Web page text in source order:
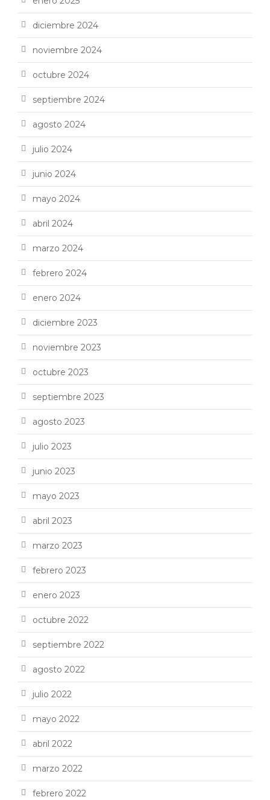
diciembre 2024
noviembre 2024
octubre 2024
septiembre 2024
agosto 2024
julio 2024
junio 2024
mayo 2024
abril 2024
marzo 2024
febrero 2024
enero 2024
diciembre 2023
noviembre 2023
octubre 2023
septiembre 2023
agosto 2023
julio 2023
junio 2023
mayo 2023
abril 2023
marzo 2023
febrero 2023
enero 2023
octubre 2022
septiembre 2022
agosto 2022
julio 2022
mayo 2022
abril 2022
marzo 2022
febrero 2022